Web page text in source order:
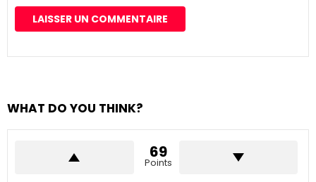
WHAT DO YOU THINK?
69
Points